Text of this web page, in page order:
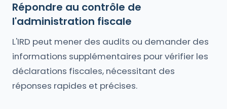
Répondre au contrôle de
l'administration fiscale
L'IRD peut mener des audits ou demander des
informations supplémentaires pour vérifier les
déclarations fiscales, nécessitant des
réponses rapides et précises.